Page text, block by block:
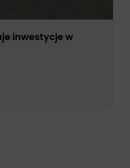
inwestycje w